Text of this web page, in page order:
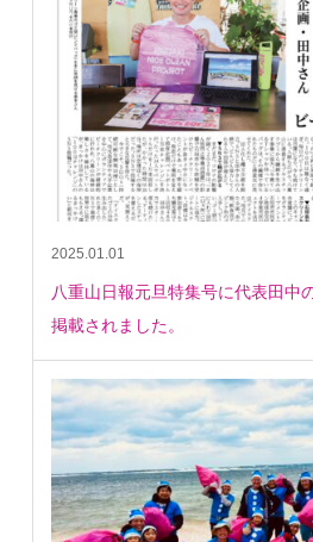
2025.01.01
八重山日報元旦特集号に代表田中
掲載されました。